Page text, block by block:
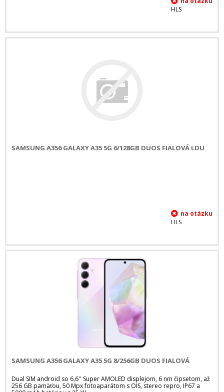
HLS
SAMSUNG A356 GALAXY A35 5G 6/128GB DUOS FIALOVÁ LDU
HLS
SAMSUNG A356 GALAXY A35 5G 8/256GB DUOS FIALOVÁ
Dual SIM android so 6,6'' Super AMOLED displejom, 6 nm čipsetom, až
256 GB pamäťou, 50 Mpx fotoaparátom s OIS, stereo repro, IP67 a